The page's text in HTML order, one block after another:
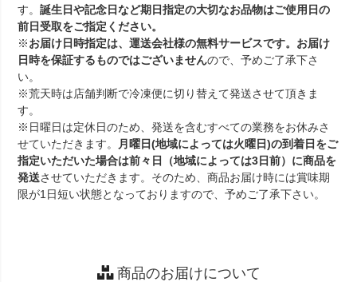
す。誕生日や記念日など期日指定の大切なお品物はご使用日の
前日受取をご指定ください。
※お届け日時指定は、運送会社様の無料サービスです。お届け
日時を保証するものではございませんので、予めご了承下さ
い。
※荒天時は店舗判断で冷凍便に切り替えて発送させて頂きま
す。
※日曜日は定休日のため、発送を含むすべての業務をお休みさ
せていただきます。
月曜日(地域によっては火曜日)の到着日をご
指定いただいた場合は前々日（地域によっては3日前）に商品を
発送させていただきます。そのため、商品お届け時には賞味期
限が1日短い状態となっておりますので、予めご了承下さい。
商品のお届けについて